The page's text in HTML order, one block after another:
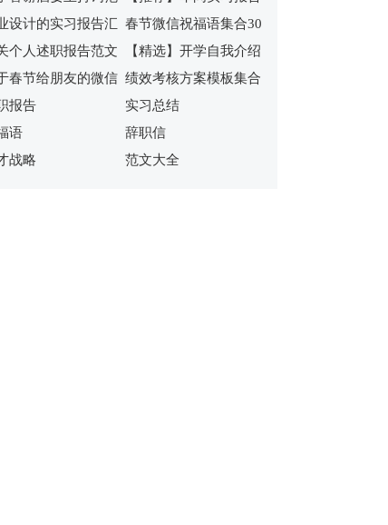
三篇
设计的实习报告汇
篇
春节微信祝福语集合30
句
个人述职报告范文
十篇
【精选】开学自我介绍
模板锦集7篇
春节给朋友的微信
语集合十篇
绩效考核方案模板集合
7篇
报告
实习总结
语
辞职信
战略
范文大全